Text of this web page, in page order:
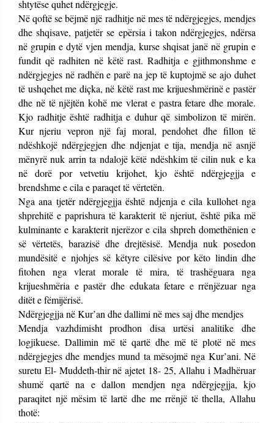
shtytëse quhet ndërgjegje.
Në qoftë se bëjmë një radhitje në mes të ndërgjegjes, mendjes
dhe shqisave, patjetër se epërsia i takon ndërgjegjes, ndërsa
në grupin e dytë vjen mendja, kurse shqisat janë në grupin e
fundit që radhiten në këtë rast. Radhitja e gjithmonshme e
ndërgjegjes në radhën e parë na jep të kuptojmë se ajo duhet
të ushqehet me diçka, në këtë rast me krijueshmërinë e pastër
dhe në të njëjtën kohë me vlerat e pastra fetare dhe morale.
Kjo radhitje është radhitja e duhur që simbolizon të mirën.
Kur njeriu vepron një faj moral, pendohet dhe fillon të
ndëshkojë ndërgjegjen dhe ndjenjat e tija, mendja në asnjë
mënyrë nuk arrin ta ndalojë këtë ndëshkim të cilin nuk e ka
në dorë por vetvetiu krijohet, kjo është ndërgjegjja e
brendshme e cila e paraqet të vërtetën.
Nga ana tjetër ndërgjegjja është ndjenja e cila kullohet nga
shprehitë e paprishura të karakterit të njeriut, është pika më
kulminante e karakterit njerëzor e cila shpreh domethënien e
së vërtetës, barazisë dhe drejtësisë. Mendja nuk posedon
mundësitë e njohjes së këtyre cilësive por këto lindin dhe
fitohen nga vlerat morale të mira, të trashëguara nga
krijueshmëria e pastër dhe edukata fetare e rrënjëzuar nga
ditët e fëmijërisë.
Ndërgjegjja në Kur’an dhe dallimi në mes saj dhe mendjes
Mendja vazhdimisht prodhon disa urtësi analitike dhe
logjikuese. Dallimin më të qartë dhe më të plotë në mes
ndërgjegjes dhe mendjes mund ta mësojmë nga Kur’ani. Në
suretu El- Muddeth-thir në ajetet 18- 25, Allahu i Madhëruar
shumë qartë na e dallon mendjen nga ndërgjegjja, kjo
paraqitet një mësim të lartë dhe me rrënjë të thella, Allahu
thotë: